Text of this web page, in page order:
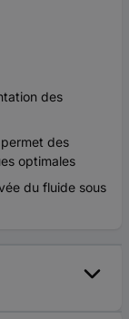
des
des
optimales
du fluide sous